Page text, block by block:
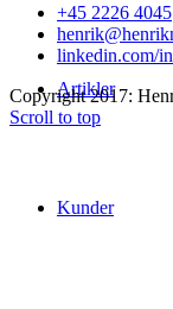
Artikler
Kunder
+45 2226 4045
linkedin.com/
Copyright 2017:
Scroll to top